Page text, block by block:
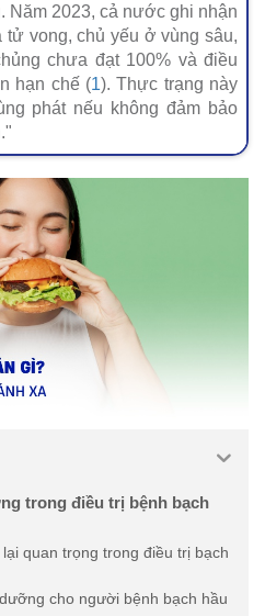
Năm 2023, cả nước ghi nhận
tử vong, chủ yếu ở vùng sâu,
chưa đạt 100% và điều
hạn chế (1). Thực trạng này
phát nếu không đảm bảo
trong điều trị bệnh bạch
quan trọng trong điều trị bạch
cho người bệnh bạch hầu